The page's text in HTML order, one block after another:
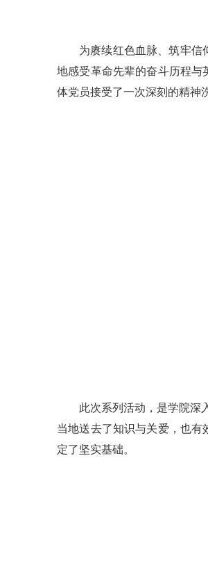
为赓续红色血脉、筑牢信
地感受革命先辈的奋斗历程与
体党员接受了一次深刻的精神
此次系列活动，是学院深
当地送去了知识与关爱，也有
定了坚实基础。